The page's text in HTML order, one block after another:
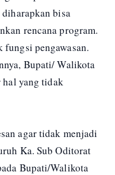
bisa
rencana program.
fungsi pengawasan.
Bupati/ Walikota
yang tidak
agar tidak menjadi
Ka. Sub Oditorat
Bupati/Walikota